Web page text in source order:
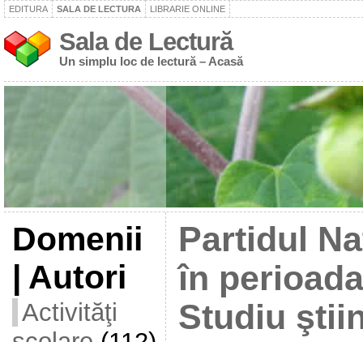
EDITURA SALA DE LECTURA LIBRARIE ONLINE
Sala de Lectură
Un simplu loc de lectură – Acasă
Domenii
| Autori
Activităţi
Partidul
în
Studiu